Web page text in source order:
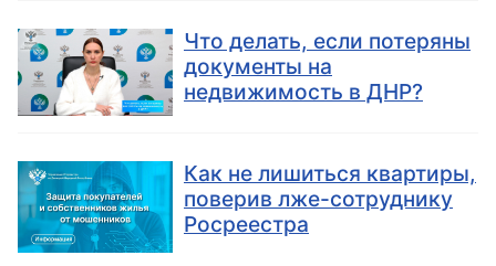
Что делать, если потеряны
документы на
недвижимость в ДНР?
Как не лишиться квартиры,
поверив лже-сотруднику
Росреестра